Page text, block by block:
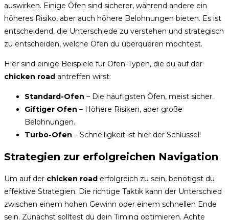
auswirken. Einige Öfen sind sicherer, während andere ein
höheres Risiko, aber auch höhere Belohnungen bieten. Es ist
entscheidend, die Unterschiede zu verstehen und strategisch
zu entscheiden, welche Öfen du überqueren möchtest.
Hier sind einige Beispiele für Ofen-Typen, die du auf der
chicken road antreffen wirst:
Standard-Ofen – Die häufigsten Öfen, meist sicher.
Giftiger Ofen – Höhere Risiken, aber große
Belohnungen.
Turbo-Ofen – Schnelligkeit ist hier der Schlüssel!
Strategien zur erfolgreichen Navigation
Um auf der chicken road erfolgreich zu sein, benötigst du
effektive Strategien. Die richtige Taktik kann der Unterschied
zwischen einem hohen Gewinn oder einem schnellen Ende
sein. Zunächst solltest du dein Timing optimieren. Achte